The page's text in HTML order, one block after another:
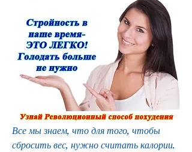
Все мы знаем, что для того, чтобы
сбросить вес, нужно считать калории.